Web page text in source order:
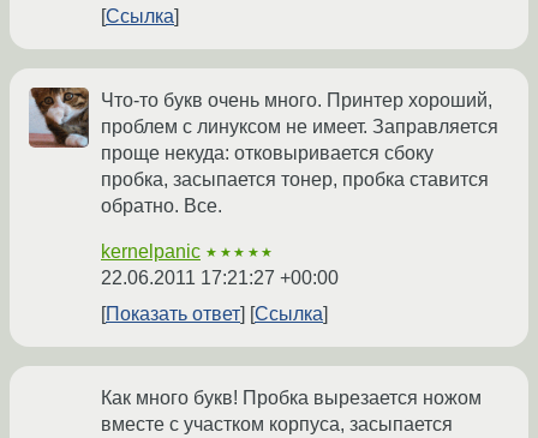
Ссылка
Что-то букв очень много. Принтер хороший,
проблем с линуксом не имеет. Заправляется
проще некуда: отковыривается сбоку
пробка, засыпается тонер, пробка ставится
обратно. Все.
kernelpanic ★★★★★
22.06.2011 17:21:27 +00:00
Показать ответ
Ссылка
Как много букв! Пробка вырезается ножом
вместе с участком корпуса, засыпается